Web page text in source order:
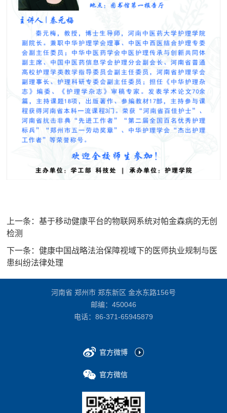
上一条：基于移动健康平台的物联网系统对帕金森病的无创
检测
下一条：健康中国战略法治保障视域下的医师执业规制与医
患纠纷法律处理
河南省 郑州市 郑东新区 金水东路156号
邮编：450046
电话： 86-371-65945879
官方微博
官方微信